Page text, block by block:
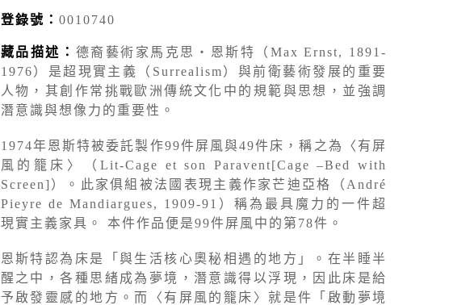
登錄號： 0010740
藏品描述： 德裔藝術家馬克思‧恩斯特（Max Ernst, 1891-
1976）是超現實主義（Surrealism）與前衛藝術發展的重要
人物，其創作常挑戰歐洲傳統文化中的規範與思想，並強調
潛意識與想像力的重要性。
1974年恩斯特被委託製作99件屏風與49件床，稱之為〈有屏
風的籠床〉（Lit-Cage et son Paravent[Cage –Bed with
Screen]）。此家俱組被法國表現主義作家芒迪亞格（André
Pieyre de Mandiargues, 1909-91）稱為最具魔力的一件超
現實主義家具。 本件作品便是99件屏風中的第78件。
恩斯特認為床是「與生活核心奧秘相遇的地方」。在半睡半
醒之中，各種思緒成為夢境，潛意識得以浮現，因此床是給
予啟發靈感的地方。而〈有屏風的籠床〉就是件「啟動夢境